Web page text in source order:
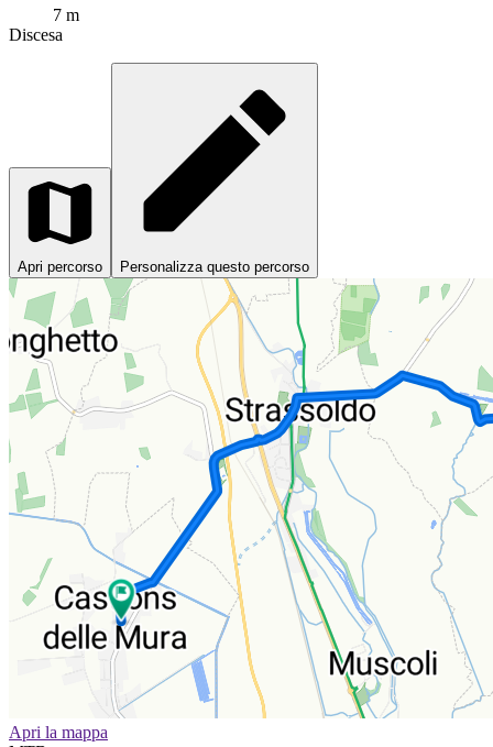
7 m
Discesa
Apri percorso Personalizza questo percorso
Apri la mappa